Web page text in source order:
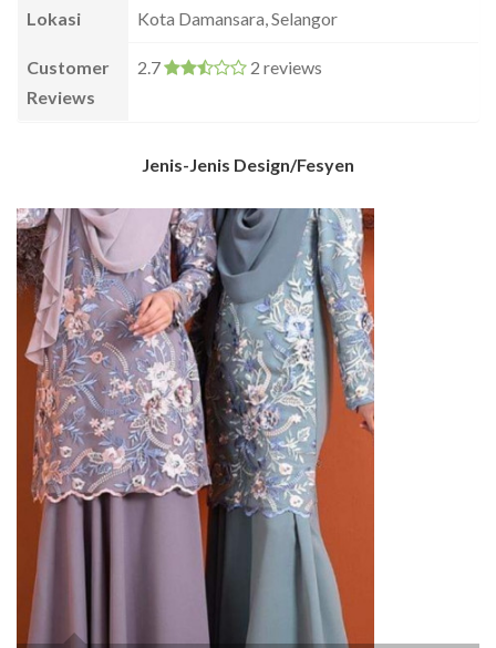
Lokasi Kota Damansara, Selangor
Customer
Reviews
2.7 2 reviews
Jenis-Jenis Design/Fesyen